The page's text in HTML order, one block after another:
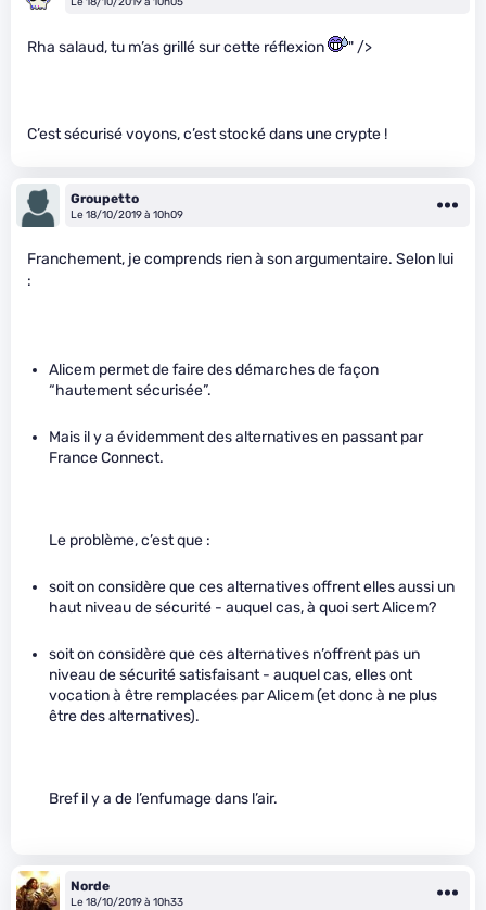
Rha salaud, tu m’as grillé sur cette réflexion " />
C’est sécurisé voyons, c’est stocké dans une crypte !
Groupetto
Le 18/10/2019 à 10h09
Franchement, je comprends rien à son argumentaire. Selon lui
:
Alicem permet de faire des démarches de façon
“hautement sécurisée”.
Mais il y a évidemment des alternatives en passant par
France Connect.
Le problème, c’est que :
soit on considère que ces alternatives offrent elles aussi un
haut niveau de sécurité - auquel cas, à quoi sert Alicem?
soit on considère que ces alternatives n’offrent pas un
niveau de sécurité satisfaisant - auquel cas, elles ont
vocation à être remplacées par Alicem (et donc à ne plus
être des alternatives).
Bref il y a de l’enfumage dans l’air.
Norde
Le 18/10/2019 à 10h33